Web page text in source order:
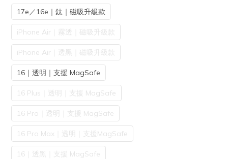
17e／16e｜鈦｜磁吸升級款
iPhone Air｜霧透｜磁吸升級款
iPhone Air｜透黑｜磁吸升級款
16｜透明｜支援 MagSafe
16 Plus｜透明｜支援 MagSafe
16 Pro｜透明｜支援 MagSafe
16 Pro Max｜透明｜支援MagSafe
16｜透黑｜支援 MagSafe